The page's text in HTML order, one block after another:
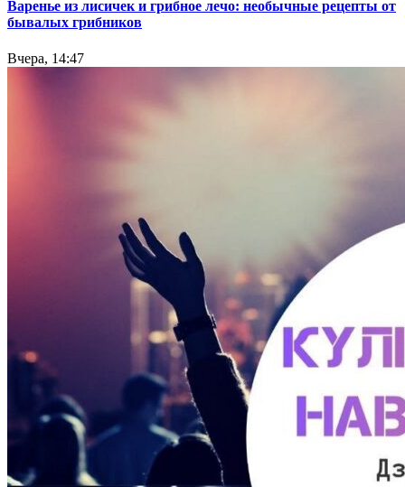
Варенье из лисичек и грибное лечо: необычные рецепты от
бывалых грибников
Вчера, 14:47